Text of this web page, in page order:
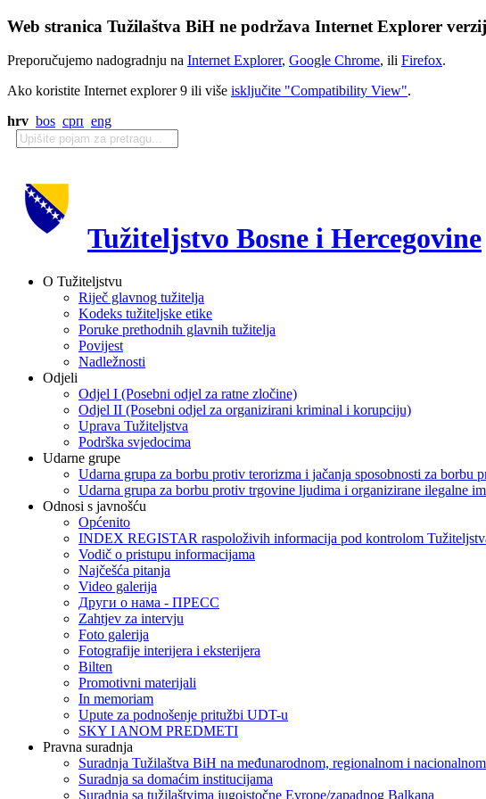
Web stranica Tužilaštva BiH ne podržava Internet Explorer
Preporučujemo nadogradnju na Internet Explorer, Google Chrome, ili Firefox.
Ako koristite Internet explorer 9 ili više isključite "Compatibility View".
hrv bos срп eng
Tužiteljstvo Bosne i Hercegovine
O Tužiteljstvu
Riječ glavnog tužitelja
Kodeks tužiteljske etike
Poruke prethodnih glavnih tužitelja
Povijest
Nadležnosti
Odjeli
Odjel I (Posebni odjel za ratne zločine)
Odjel II (Posebni odjel za organizirani kriminal i korupciju)
Uprava Tužiteljstva
Podrška svjedocima
Udarne grupe
Udarna grupa za borbu protiv terorizma i jačanja sposobnosti za borbu
Udarna grupa za borbu protiv trgovine ljudima i organizirane ilegalne
Odnosi s javnošću
Općenito
INDEX REGISTAR raspoloživih informacija pod kontrolom
Vodič o pristupu informacijama
Najčešća pitanja
Video galerija
Други о нама - ПРЕСC
Zahtjev za intervju
Foto galerija
Fotografije interijera i eksterijera
Bilten
Promotivni materijali
In memoriam
Upute za podnošenje pritužbi UDT-u
SKY I ANOM PREDMETI
Pravna suradnja
Suradnja Tužilaštva BiH na međunarodnom, regionalnom i
Suradnja sa domaćim institucijama
Suradnja sa tužilaštvima jugoistočne Evrope/zapadnog Balkana